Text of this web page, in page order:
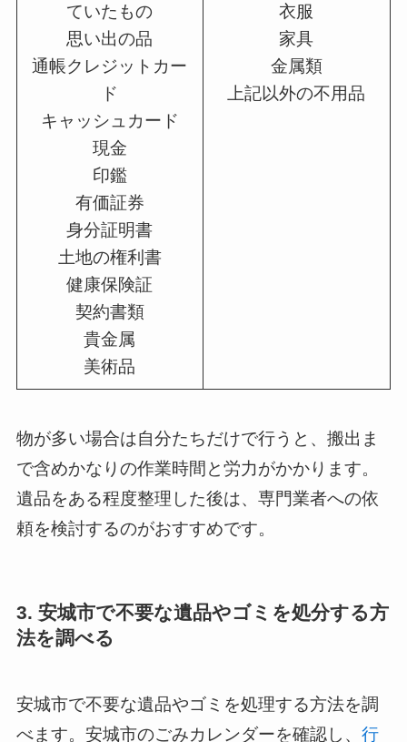
ていたもの
思い出の品
通帳クレジットカー
ド
キャッシュカード
現金
印鑑
有価証券
身分証明書
土地の権利書
健康保険証
契約書類
貴金属
美術品
衣服
家具
金属類
上記以外の不用品
物が多い場合は自分たちだけで行うと、搬出ま
で含めかなりの作業時間と労力がかかります。
遺品をある程度整理した後は、専門業者への依
頼を検討するのがおすすめです。
3. 安城市で不要な遺品やゴミを処分する方
法を調べる
安城市で不要な遺品やゴミを処理する方法を調
べます。安城市のごみカレンダーを確認し、 行